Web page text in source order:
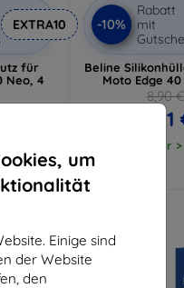
um
Einige sind
der Website
den
EXTRA10
für
Neo, 4
-10%
Rabatt
mit
Beline
Moto Edge
8,90 €
Auf Lager